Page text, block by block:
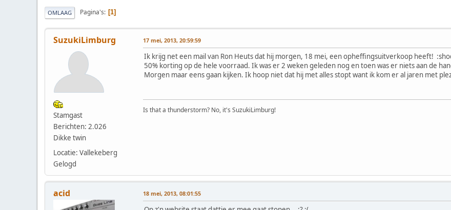
OMLAAG Pagina's 1
SuzukiLimburg
Stamgast
Berichten: 2.026
Dikke twin
Locatie: Vallekeberg
Gelogd
17 mei, 2013, 20:59:59
Ik krijg net een mail van Ron Heuts dat hij morgen, 18 mei, een opheffingsuitverkoop heeft!
50% korting op de hele voorraad. Ik was er 2 weken geleden nog en toen was er niets aan de
Morgen maar eens gaan kijken. Ik hoop niet dat hij met alles stopt want ik kom er al jaren met
Is that a thunderstorm? No, it's SuzukiLimburg!
acid 18 mei, 2013, 08:01:55